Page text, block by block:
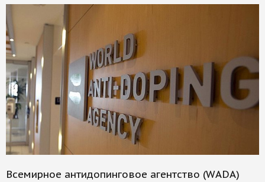
Всемирное антидопинговое агентство (WADA)